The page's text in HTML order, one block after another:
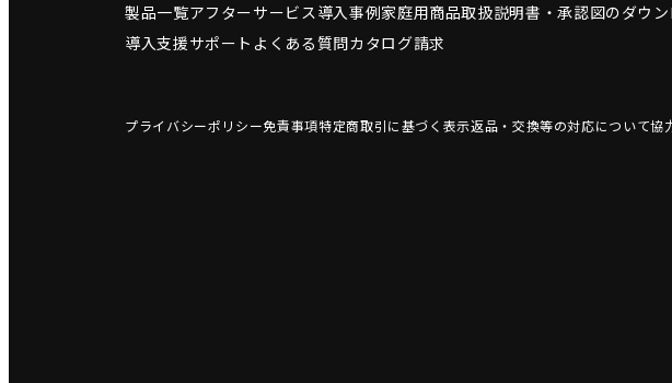
製品一覧アフターサービス導入事例家庭用商品取扱説明書・承認図のダウ
導入支援サポート よくある質問カタログ請求
プライバシーポリシー免責事項特定商取引に基づく表示返品・交換等の対応について協